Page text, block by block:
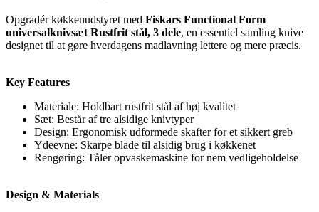
Opgradér køkkenudstyret med Fiskars Functional Form
universalknivsæt Rustfrit stål, 3 dele, en essentiel samling knive
designet til at gøre hverdagens madlavning lettere og mere præcis.
Key Features
Materiale: Holdbart rustfrit stål af høj kvalitet
Sæt: Består af tre alsidige knivtyper
Design: Ergonomisk udformede skafter for et sikkert greb
Ydeevne: Skarpe blade til alsidig brug i køkkenet
Rengøring: Tåler opvaskemaskine for nem vedligeholdelse
Design & Materials